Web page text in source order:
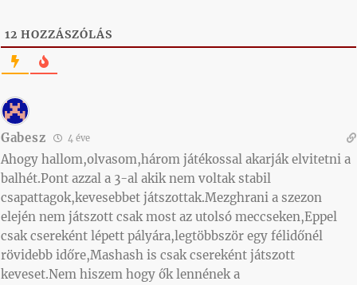
12 HOZZÁSZÓLÁS
Gabesz 4 éve
Ahogy hallom,olvasom,három játékossal akarják elvitetni a
balhét.Pont azzal a 3-al akik nem voltak stabil
csapattagok,kevesebbet játszottak.Mezghrani a szezon
elején nem játszott csak most az utolsó meccseken,Eppel
csak csereként lépett pályára,legtöbbször egy félidőnél
rövidebb időre,Mashash is csak csereként játszott
keveset.Nem hiszem hogy ők lennének a